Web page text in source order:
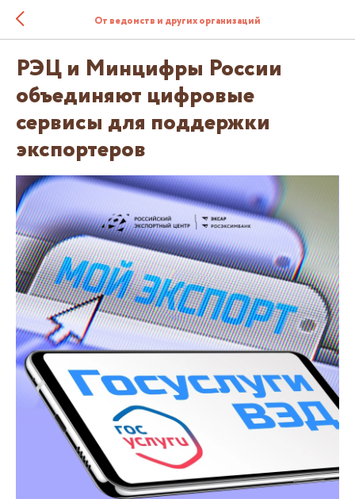
От ведомств и других организаций
РЭЦ и Минцифры России
объединяют цифровые
сервисы для поддержки
экспортеров